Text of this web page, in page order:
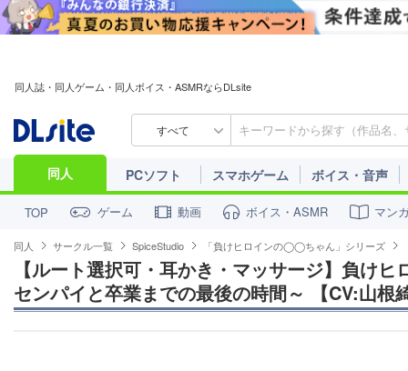
同人誌・同人ゲーム・同人ボイス・ASMRならDLsite
すべて
同人 PCソフト スマホゲーム ボイス・音声
TOP ゲーム 動画 ボイス・ASMR マン
同人 サークル一覧 SpiceStudio 「負けヒロインの◯◯ちゃん」シリーズ
【ルート選択可・耳かき・マッサージ】負け
センパイと卒業までの最後の時間～ 【CV:山根